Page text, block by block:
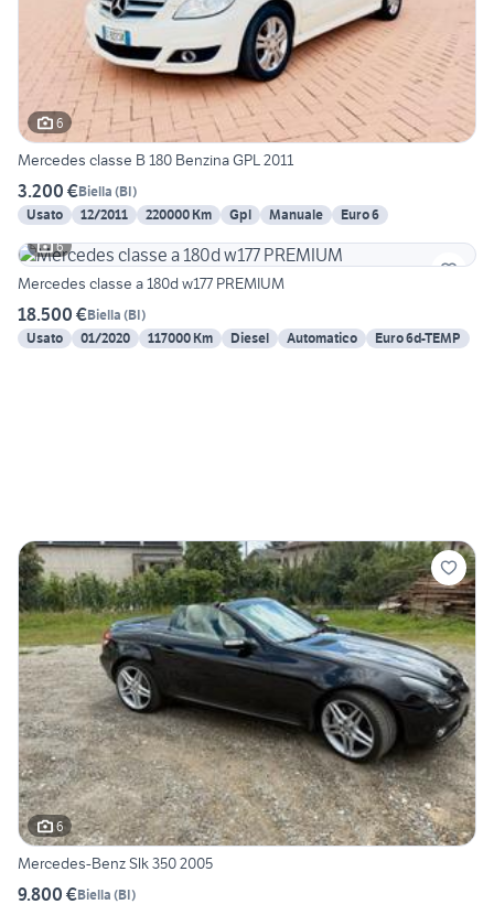
6
Mercedes classe B 180 Benzina GPL 2011
3.200 €Biella (BI)
Usato
12/2011 220000 Km Gpl Manuale
Euro 6
6
Mercedes classe a 180d w177 PREMIUM
18.500 €Biella (BI)
Usato
01/2020 117000 Km Diesel Automatico Euro 6d-TEMP
6
Mercedes-Benz Slk 350 2005
9.800 €Biella (BI)